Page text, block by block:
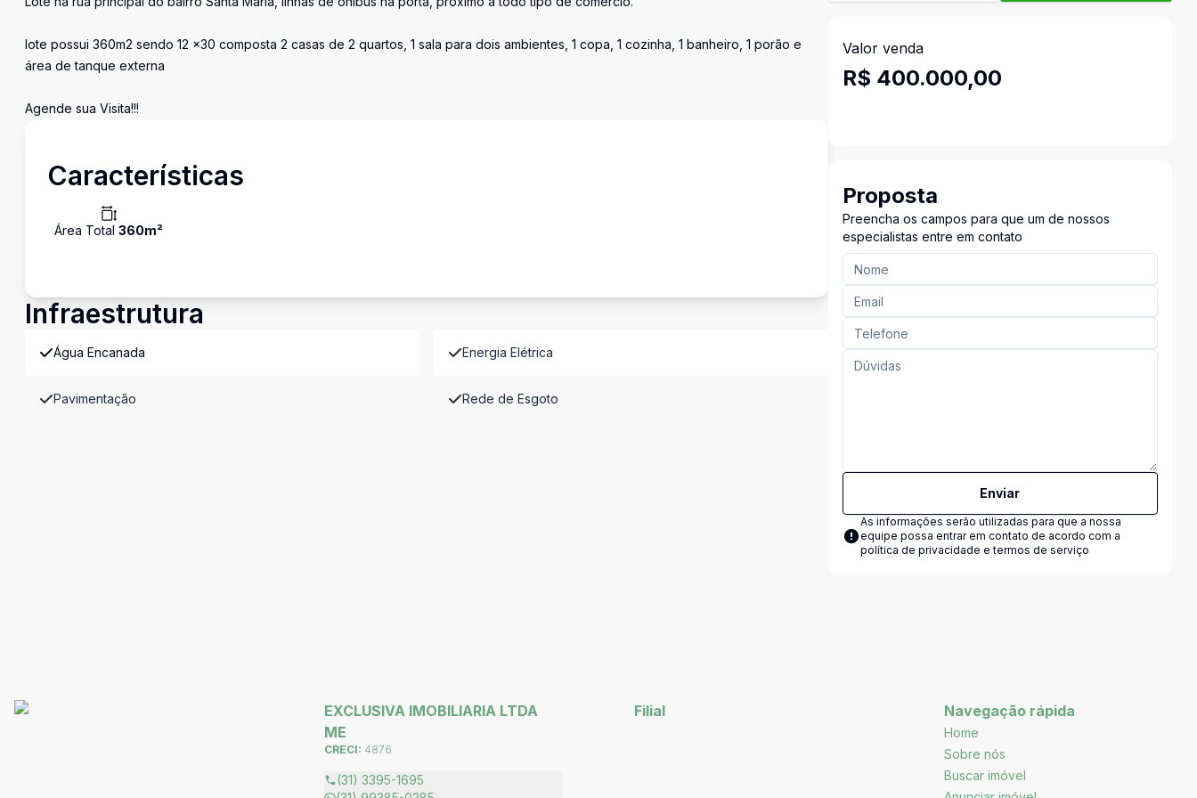
lote possui 360m2 sendo 12 x30 composta 2 casas de 2 quartos, 1 sala para dois ambientes, 1 copa, 1 cozinha, 1 banheiro, 1 porão e
área de tanque externa
Agende sua Visita!!!
Características
Área Total 360m²
Infraestrutura
Água Encanada Energia Elétrica
Pavimentação Rede de Esgoto
Valor venda
R$ 400.000,00
Proposta
Preencha os campos para que um de nossos
especialistas entre em contato
Enviar
As informações serão utilizadas para que a nossa
equipe possa entrar em contato de acordo com a
política de privacidade e termos de serviço
EXCLUSIVA IMOBILIARIA LTDA
ME
CRECI: 4876
(31) 3395-1695
Filial Navegação rápida
Home
Sobre nós
Buscar imóvel